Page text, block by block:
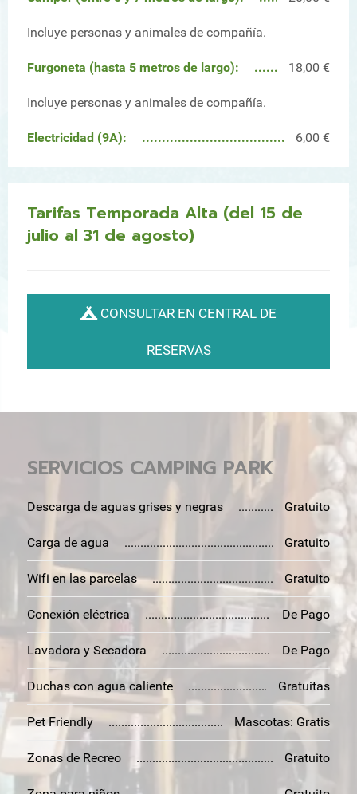
Incluye personas y animales de compañía.
Furgoneta (hasta 5 metros de largo): 18,00 €
Incluye personas y animales de compañía.
Electricidad (9A): 6,00 €
Tarifas Temporada Alta (del 15 de
julio al 31 de agosto)
CONSULTAR EN CENTRAL DE
RESERVAS
SERVICIOS CAMPING PARK
Descarga de aguas grises y negras Gratuito
Carga de agua Gratuito
Wifi en las parcelas Gratuito
Conexión eléctrica De Pago
Lavadora y Secadora De Pago
Duchas con agua caliente Gratuitas
Pet Friendly Mascotas: Gratis
Zonas de Recreo Gratuito